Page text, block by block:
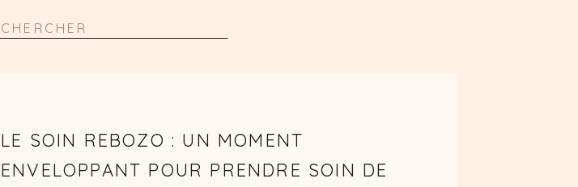
LE SOIN REBOZO : UN MOMENT
ENVELOPPANT POUR PRENDRE SOIN DE